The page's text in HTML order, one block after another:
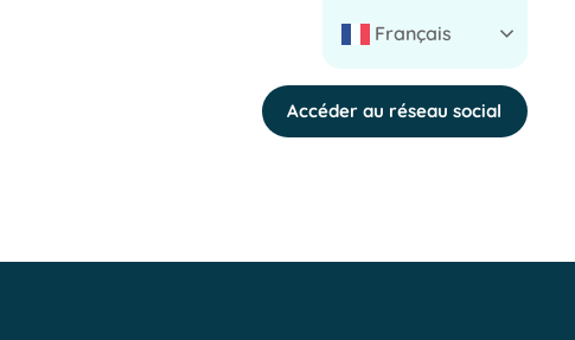
Français
Accéder au réseau social